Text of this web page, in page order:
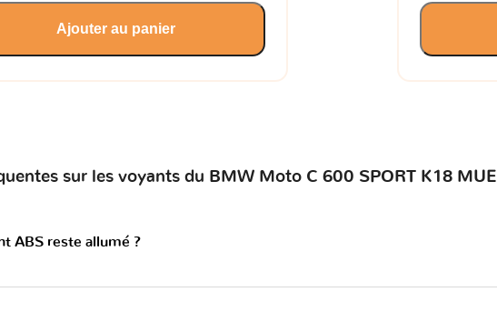
Ajouter au panier
sur les voyants du BMW Moto C 600 SPORT K18 MUE
ABS reste allumé ?